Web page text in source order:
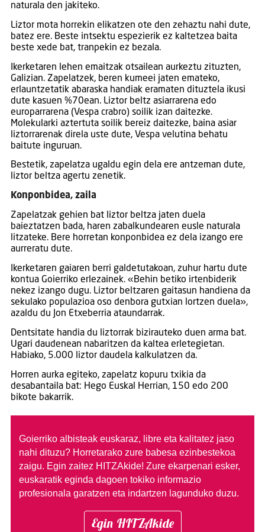
naturala den jakiteko.
Liztor mota horrekin elikatzen ote den zehaztu nahi dute,
batez ere. Beste intsektu espezierik ez kaltetzea baita
beste xede bat, tranpekin ez bezala.
Ikerketaren lehen emaitzak otsailean aurkeztu zituzten,
Galizian. Zapelatzek, beren kumeei jaten emateko,
erlauntzetatik abaraska handiak eramaten dituztela ikusi
dute kasuen %70ean. Liztor beltz asiarrarena edo
europarrarena (Vespa crabro) soilik izan daitezke.
Molekularki aztertuta soilik bereiz daitezke, baina asiar
liztorrarenak direla uste dute, Vespa velutina behatu
baitute inguruan.
Bestetik, zapelatza ugaldu egin dela ere antzeman dute,
liztor beltza agertu zenetik.
Konponbidea, zaila
Zapelatzak gehien bat liztor beltza jaten duela
baieztatzen bada, haren zabalkundearen eusle naturala
litzateke. Bere horretan konponbidea ez dela izango ere
aurreratu dute.
Ikerketaren gaiaren berri galdetutakoan, zuhur hartu dute
kontua Goierriko erlezainek. «Behin betiko irtenbiderik
nekez izango dugu. Liztor beltzaren gaitasun handiena da
sekulako populazioa oso denbora gutxian lortzen duela»,
azaldu du Jon Etxeberria ataundarrak.
Dentsitate handia du liztorrak bizirauteko duen arma bat.
Ugari daudenean nabaritzen da kaltea erletegietan.
Habiako, 5.000 liztor daudela kalkulatzen da.
Horren aurka egiteko, zapelatz kopuru txikia da
desabantaila bat: Hego Euskal Herrian, 150 edo 200
bikote bakarrik.
Goierriko albisteak euskaraz, libre eta kalitatez jaso
nahi dituzu? Horretarako zure babesa ezinbestekoa
zaigu. Egin zaitez HITZAkide! Zure ekarpenari esker,
euskaratik eginda dagoen tokiko informazio
profesionala garatzen eta indartzen lagunduko duzu.
Egin HITZAkide